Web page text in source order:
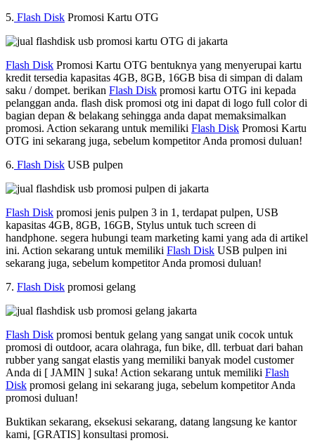
5. Flash Disk Promosi Kartu OTG
Flash Disk Promosi Kartu OTG bentuknya yang menyerupai kartu
kredit tersedia kapasitas 4GB, 8GB, 16GB bisa di simpan di dalam
saku / dompet. berikan Flash Disk promosi kartu OTG ini kepada
pelanggan anda. flash disk promosi otg ini dapat di logo full color di
bagian depan & belakang sehingga anda dapat memaksimalkan
promosi. Action sekarang untuk memiliki Flash Disk Promosi Kartu
OTG ini sekarang juga, sebelum kompetitor Anda promosi duluan!
6. Flash Disk USB pulpen
Flash Disk promosi jenis pulpen 3 in 1, terdapat pulpen, USB
kapasitas 4GB, 8GB, 16GB, Stylus untuk tuch screen di
handphone. segera hubungi team marketing kami yang ada di artikel
ini. Action sekarang untuk memiliki Flash Disk USB pulpen ini
sekarang juga, sebelum kompetitor Anda promosi duluan!
7. Flash Disk promosi gelang
Flash Disk promosi bentuk gelang yang sangat unik cocok untuk
promosi di outdoor, acara olahraga, fun bike, dll. terbuat dari bahan
rubber yang sangat elastis yang memiliki banyak model customer
Anda di [ JAMIN ] suka! Action sekarang untuk memiliki Flash
Disk promosi gelang ini sekarang juga, sebelum kompetitor Anda
promosi duluan!
Buktikan sekarang, eksekusi sekarang, datang langsung ke kantor
kami, [GRATIS] konsultasi promosi.